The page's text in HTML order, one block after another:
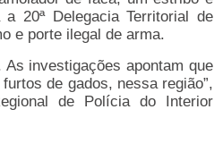
20ª Delegacia Territorial de
e porte ilegal de arma.
investigações apontam que
de gados, nessa região”,
de Polícia do Interior